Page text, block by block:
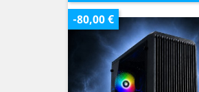
-80,00 €